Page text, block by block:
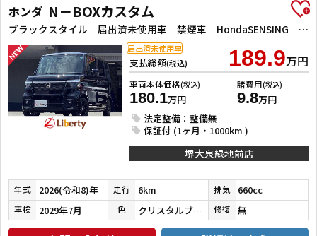
ホンダ N－BOXカスタム
ブラックスタイル 届出済未使用車 禁煙車 HondaSENSING 両側自動ドア アダプティブクルーズコントロール 電子パーキング 前席シートヒーター LEDヘッドライト スマートキー プッシュスタート 純正アルミ
支払総額(税込) 189.9万円
車両本体価格(税込)
180.1万円
諸費用(税込)
9.8万円
法定整備：整備無
保証付 (1ヶ月・1000km )
届出済未使用車
堺大泉緑地前店
年式 2026(令和8)年 走行 6km 排気 660cc
車検 2029年7月 色 クリスタルブラックパール 修復 無